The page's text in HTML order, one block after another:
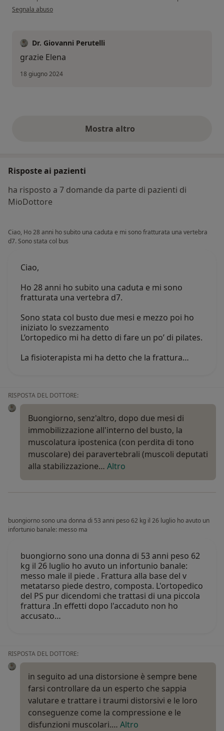
secondo l'opinione dell'utente Elena
Segnala abuso
Dr. Giovanni Perutelli
grazie Elena
18 giugno 2024
Mostra altroopinioni di cui sopra
Risposte ai pazienti
ha risposto a 7 domande da parte di pazienti di
MioDottore
Ciao, Ho 28 anni ho subito una caduta e mi sono fratturata una vertebra
d7. Sono stata col bus
Ciao,
Ho 28 anni ho subito una caduta e mi sono
fratturata una vertebra d7.
Sono stata col busto due mesi e mezzo poi ho
iniziato lo svezzamento
L’ortopedico mi ha detto di fare un po’ di pilates.
La fisioterapista mi ha detto che la frattura…
RISPOSTA DEL DOTTORE:
Buongiorno, senz'altro, dopo due mesi di
immobilizzazione all'interno del busto, la
muscolatura ipostenica (con perdita di tono
muscolare) dei paravertebrali (muscoli deputati
alla stabilizzazione… Altro
buongiorno sono una donna di 53 anni peso 62 kg il 26 luglio ho avuto un
infortunio banale: messo ma
buongiorno sono una donna di 53 anni peso 62
kg il 26 luglio ho avuto un infortunio banale:
messo male il piede . Frattura alla base del v
metatarso piede destro, composta. L'ortopedico
del PS pur dicendomi che trattasi di una piccola
frattura .In effetti dopo l'accaduto non ho
accusato…
RISPOSTA DEL DOTTORE:
in seguito ad una distorsione è sempre bene
farsi controllare da un esperto che sappia
valutare e trattare i traumi distorsivi e le loro
conseguenze come la compressione e le
disfunzioni muscolari.… Altro